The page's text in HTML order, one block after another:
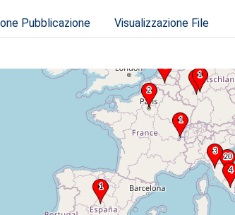
Pubblicazione Visualizzazione File